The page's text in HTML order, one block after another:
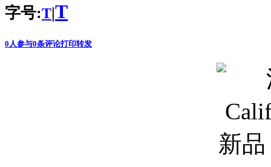
字号:T|T
0 人参与0条评论打印转发